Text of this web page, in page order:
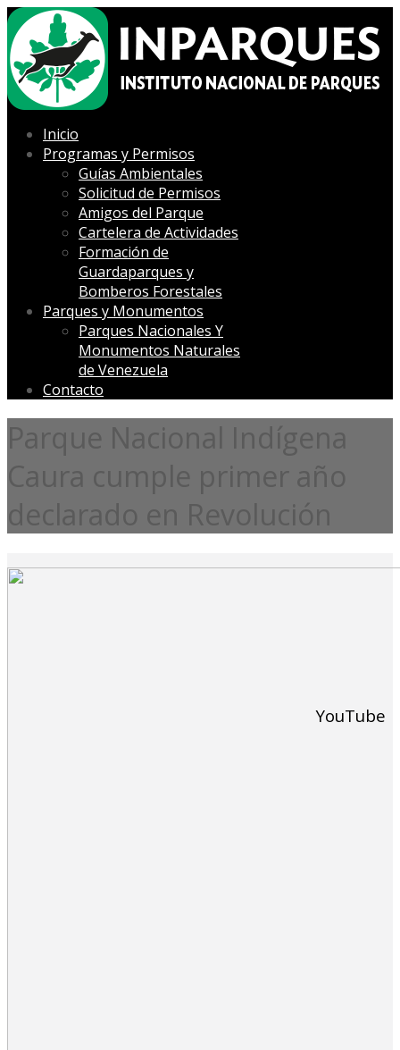
Inicio
Programas y Permisos
Guías Ambientales
Solicitud de Permisos
Amigos del Parque
Cartelera de Actividades
Formación de
Guardaparques y
Bomberos Forestales
Parques y Monumentos
Parques Nacionales Y
Monumentos Naturales
de Venezuela
Contacto
Parque Nacional Indígena
Caura cumple primer año
declarado en Revolución
YouTube